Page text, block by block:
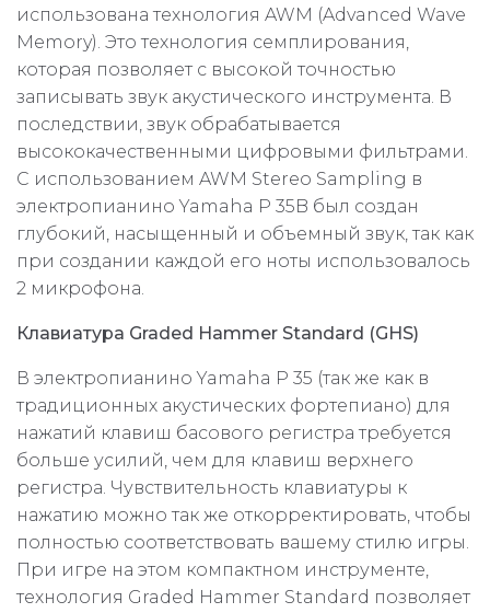
использована технология AWM (Advanced Wave
Memory). Это технология семплирования,
которая позволяет с высокой точностью
записывать звук акустического инструмента. В
последствии, звук обрабатывается
высококачественными цифровыми фильтрами.
С использованием AWM Stereo Sampling в
электропианино Yamaha P 35B был создан
глубокий, насыщенный и объемный звук, так как
при создании каждой его ноты использовалось
2 микрофона.
Клавиатура Graded Hammer Standard (GHS)
В электропианино Yamaha P 35 (так же как в
традиционных акустических фортепиано) для
нажатий клавиш басового регистра требуется
больше усилий, чем для клавиш верхнего
регистра. Чувствительность клавиатуры к
нажатию можно так же откорректировать, чтобы
полностью соответствовать вашему стилю игры.
При игре на этом компактном инструменте,
технология Graded Hammer Standard позволяет